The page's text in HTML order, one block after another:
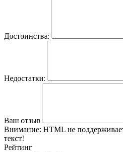
Достоинства:
Недостатки:
Ваш отзыв
Внимание: HTML не
текст!
Рейтинг